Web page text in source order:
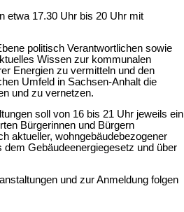
etwa 17.30 Uhr bis 20 Uhr mit
politisch Verantwortlichen sowie
Wissen zur kommunalen
Energien zu vermitteln und den
Umfeld in Sachsen-Anhalt die
und zu vernetzen.
soll von 16 bis 21 Uhr jeweils ein
Bürgerinnen und Bürgern
aktueller, wohngebäudebezogener
Gebäudeenergiegesetz und über
und zur Anmeldung folgen